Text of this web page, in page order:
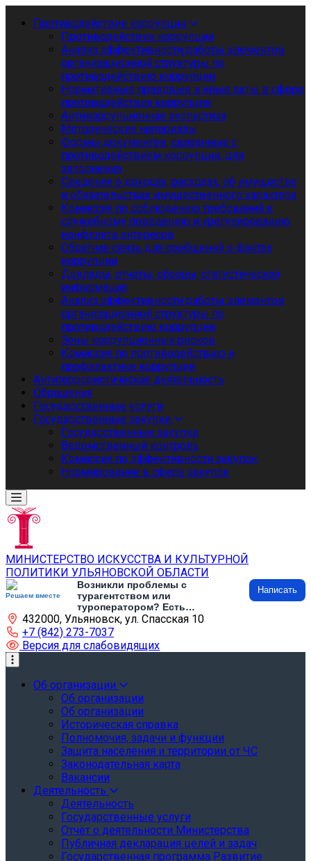
Противодействие коррупции
Противодействие коррупции
Анализ эффективности работы элементов
организационной структуры по
противодействию коррупции
Нормативные правовые и иные акты в сфере
противодействия коррупции
Антикоррупционная экспертиза
Методические материалы
Формы документов, связанные с
противодействием коррупции, для
заполнения
Сведения о доходах, расходах, об имуществе
и обязательствах имущественного характера
Комиссия по соблюдению требований к
служебному поведению и урегулированию
конфликта интересов
Обратная связь для сообщений о фактах
коррупции
Доклады, отчеты, обзоры, статистическая
информация
Анализ эффективности работы элементов
организационной структуры по
противодействию коррупции
Зоны коррупционных рисков
Комиссия по противодействию и
профилактике коррупции
Антитеррористическая деятельность
Обращения
Государственные услуги
Государственные закупки
Государственные закупки
Ведомственный контроль
Комиссия по эффективности закупок
Нормирование в сфере закупок
МИНИСТЕРСТВО ИСКУССТВА И КУЛЬТУРНОЙ
ПОЛИТИКИ УЛЬЯНОВСКОЙ ОБЛАСТИ
Решаем вместе
Возникли проблемы с
турагентством или
туроператором? Есть
предложения по развитию
туризма и туристической
инфраструктуры? Напишите об
этом
Написать
432000, Ульяновск, ул. Спасская 10
+7 (842) 273-7037
Версия для слабовидящих
Об организации
Об организации
Об организации
Историческая справка
Полномочия, задачи и функции
Защита населения и территории от ЧС
Законодательная карта
Вакансии
Деятельность
Деятельность
Государственные услуги
Отчёт о деятельности Министерства
Публичная декларация целей и задач
Государственная программа Развитие